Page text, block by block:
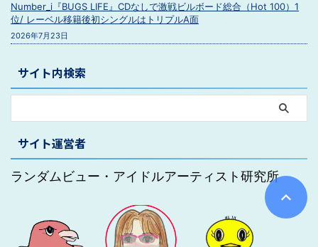
Number_i『BUGS LIFE』CDなしで激戦ビルボード総合（Hot 100）1
位/ レーベル移籍後初シングルはトリプルA面
2026年7月23日
サイト内検索
サイト運営者
ランダムビュー・アイドルアーティスト研究所